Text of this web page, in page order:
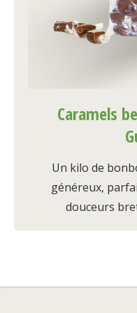
Caramels
Un kilo de
généreux,
douceurs